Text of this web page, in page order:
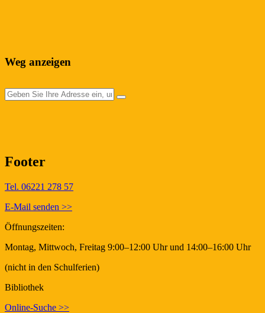
Weg anzeigen
Footer
Tel. 06221 278 57
E-Mail senden >>
Öffnungszeiten:
Montag, Mittwoch, Freitag 9:00–12:00 Uhr und 14:00–16:00 Uhr
(nicht in den Schulferien)
Bibliothek
Online-Suche >>